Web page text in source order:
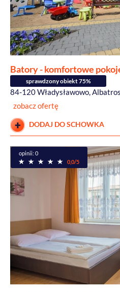
Batory - komfortowe
sprawdzony obiekt 75%
84-120 Władysławowo,
zobacz ofertę
DODAJ DO SCHOWKA
opinii: 0
0,0/5